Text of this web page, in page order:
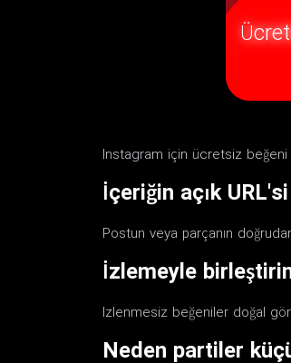
Instagram için ücretsiz
İçeriğin açık URL'si
Postun veya parçanın
İzlemeyle
Izlenmesiz beğeniler doğal
Neden partiler